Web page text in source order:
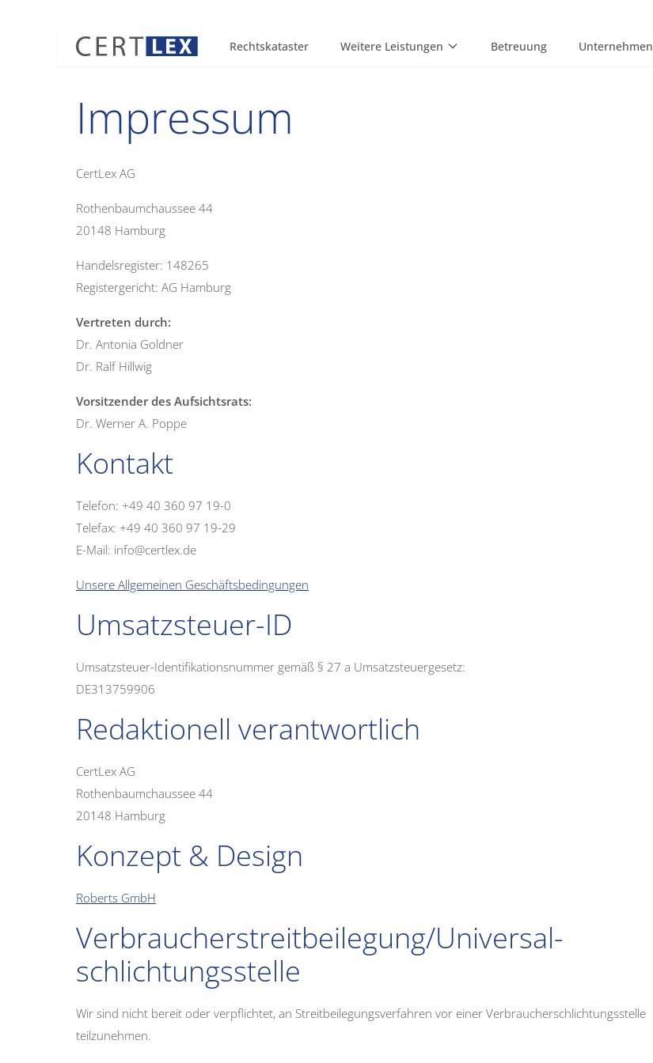
Rechtskataster Weitere Leistungen Betreuung Unternehmen
Impressum
CertLex AG
Rothenbaumchaussee 44
20148 Hamburg
Handelsregister: 148265
Registergericht: AG Hamburg
Vertreten durch:
Dr. Antonia Goldner
Dr. Ralf Hillwig
Vorsitzender des Aufsichtsrats:
Dr. Werner A. Poppe
Kontakt
Telefon: +49 40 360 97 19-0
Telefax: +49 40 360 97 19-29
E-Mail: info@certlex.de
Unsere Allgemeinen Geschäftsbedingungen
Umsatzsteuer-ID
Umsatzsteuer-Identifikationsnummer gemäß § 27 a Umsatzsteuergesetz:
DE313759906
Redaktionell verantwortlich
CertLex AG
Rothenbaumchaussee 44
20148 Hamburg
Konzept & Design
Roberts GmbH
Verbraucher­streit­beilegung/Universal­
schlichtungs­stelle
Wir sind nicht bereit oder verpflichtet, an Streitbeilegungsverfahren vor einer Verbraucherschlichtungsstelle
teilzunehmen.